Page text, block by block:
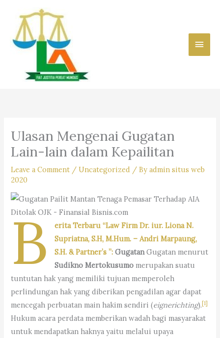
content
Main
Ulasan Mengenai Gugatan
Lain-lain dalam Kepailitan
Leave a Comment /Uncategorized / Byadmin situs web
2020
B
erita Terbaru “Law Firm Dr. iur. Liona N.
Supriatna, S.H, M.Hum. – Andri Marpaung,
S.H. & Partner’s ”: GugatanGugatan menurut
Sudikno Mertokusumomerupakan suatu
tuntutan hak yang memiliki tujuan memperoleh
perlindungan hak yang diberikan pengadilan agar dapat
mencegah perbuatan main hakim sendiri (eignerichting).[1]
Hukum acara perdata memberikan wadah bagi masyarakat
untuk mendapatkan haknya yaitu melalui upaya